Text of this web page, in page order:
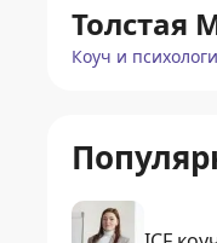
Толстая
Коуч и